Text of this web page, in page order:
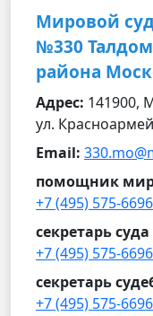
Мировой
№330
района
Адрес: 141900,
ул.
Email:
помощник
+7 (495) 575-6696
секретарь суда
+7 (495) 575-6696
секретарь
+7 (495) 575-6696